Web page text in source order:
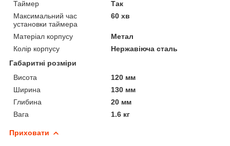
Таймер
Так
Максимальний час
установки таймера
60 хв
Матеріал корпусу
Метал
Колір корпусу
Нержавіюча сталь
Габаритні розміри
Висота
120 мм
Ширина
130 мм
Глибина
20 мм
Вага
1.6 кг
Приховати